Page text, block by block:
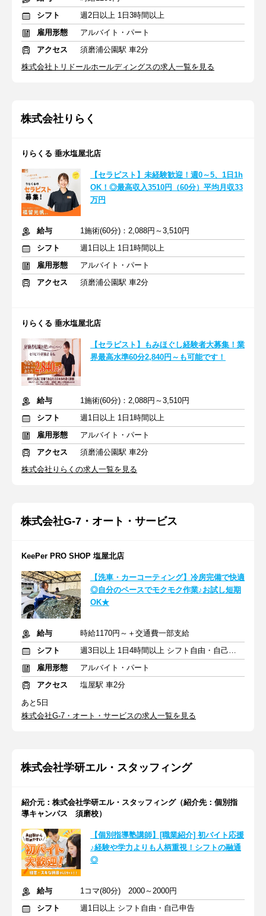
シフト
週2日以上 1日3時間以上
雇用形態
アルバイト・パート
アクセス
須磨浦公園駅 車2分
株式会社トリドールホールディングスの求人一覧を見る
株式会社りらく
りらくる 垂水塩屋北店
【セラピスト】未経験歓迎！週0～5、1日1h
OK！◎最高収入3510円（60分）平均月収33
万円
給与
1施術(60分)：2,088円～3,510円
シフト
週1日以上 1日1時間以上
雇用形態
アルバイト・パート
アクセス
須磨浦公園駅 車2分
りらくる 垂水塩屋北店
【セラピスト】もみほぐし経験者大募集！業
界最高水準60分2,840円～も可能です！
給与
1施術(60分)：2,088円～3,510円
シフト
週1日以上 1日1時間以上
雇用形態
アルバイト・パート
アクセス
須磨浦公園駅 車2分
株式会社りらくの求人一覧を見る
株式会社G-7・オート・サービス
KeePer PRO SHOP 塩屋北店
【洗車・カーコーティング】冷房完備で快適
◎自分のペースでモクモク作業♪お試し短期
OK★
給与
時給1170円～＋交通費一部支給
シフト
週3日以上 1日4時間以上 シフト自由・自己申告
雇用形態
アルバイト・パート
アクセス
塩屋駅 車2分
あと5日
株式会社G-7・オート・サービスの求人一覧を見る
株式会社学研エル・スタッフィング
紹介元：株式会社学研エル・スタッフィング（紹介先：個別指
導キャンパス 須磨校）
【個別指導塾講師】[職業紹介] 初バイト応援
♪経験や学力よりも人柄重視！シフトの融通
◎
給与
1コマ(80分) 2000～2000円
シフト
週1日以上 シフト自由・自己申告